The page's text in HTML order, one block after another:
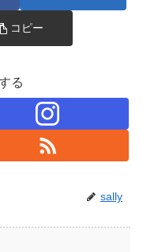
コピー
る
sally